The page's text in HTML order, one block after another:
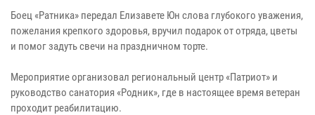
Боец «Ратника» передал Елизавете Юн слова глубокого уважения,
пожелания крепкого здоровья, вручил подарок от отряда, цветы
и помог задуть свечи на праздничном торте.
Мероприятие организовал региональный центр «Патриот» и
руководство санатория «Родник», где в настоящее время ветеран
проходит реабилитацию.